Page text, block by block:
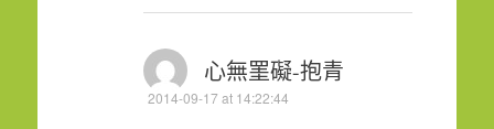
心無罣礙-抱青
2014-09-17 at 14:22:44